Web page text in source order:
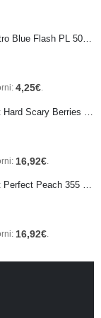
PRE-ORDER Monster Energy Nitro Blue Flash PL 500 ml IN ARRIVO IL 21 SETTEMBRE
4,25€.
16,92€
PRE-ORDER Monster The Beast Perfect Peach 355 ml IN ARRIVO ENTRO IL 21 SETTEMBRE
16,92€.